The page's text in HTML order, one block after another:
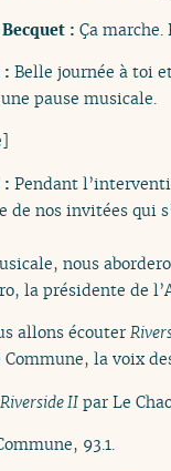
: Ça
: Belle journée à toi
pause musicale.
: Pendant
de nos invitées qui
nous
la présidente de
allons écouter
Commune, la voix
Riverside II par Le
93.1.